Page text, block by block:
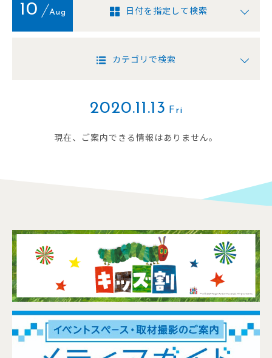
10 Aug 日付を指定して検索
カテゴリで検索
2020.11.13 Fri
現在、ご案内できる情報はありません。